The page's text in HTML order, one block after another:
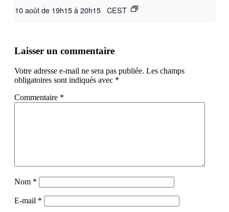
10 août de 19h15à20h15 CEST
Laisser un commentaire
Votre adresse e-mail ne sera pas publiée. Les champs
obligatoires sont indiqués avec *
Commentaire *
Nom *
E-mail *